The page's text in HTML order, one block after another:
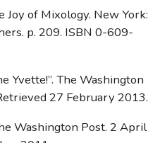
Joy of Mixology. New York:
p. 209. ISBN 0-609-
Yvette!”. The Washington
27 February 2013.
Washington Post. 2 April